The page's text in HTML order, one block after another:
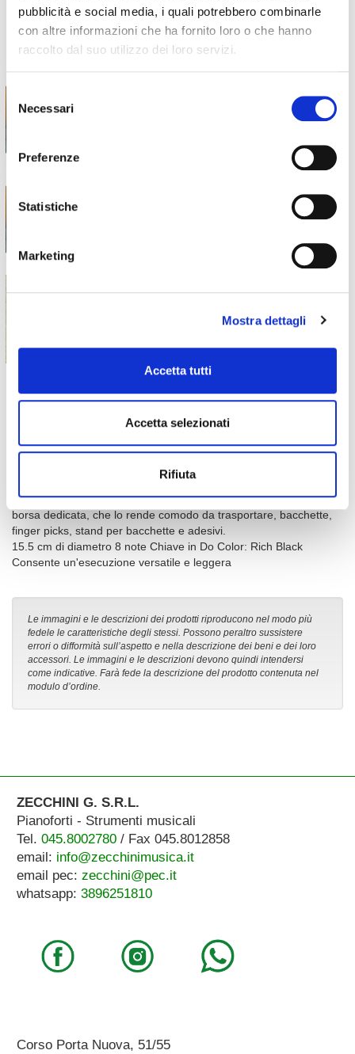
pubblicità e social media, i quali potrebbero combinarle
con altre informazioni che ha fornito loro o che hanno
raccolto dal suo utilizzo dei loro servizi.
del
consenso
Necessari
Preferenze
Statistiche
Marketing
Mostra dettagli
Accetta tutti
Accetta selezionati
Rifiuta
Tamburo in acciaio da 15.5 cm di diametro dal suono delicato e
rilassante, che può essere utilizzato anche per la musicoterapia.
Aiuta a calmare la mente attraverso l'espressione di sé e
bacchette dedicate per il tamburo con lingua d'acciaio e puoi
anche suonare con i plettri o a mani nude. Progettato per persone
di tutte le età e livelli di abilità, dagli esperti ai principianti,
rendendolo facile da suonare per chiunque. Viene fornito con una
borsa dedicata, che lo rende comodo da trasportare, bacchette,
finger picks, stand per bacchette e adesivi.
15.5 cm di diametro 8 note Chiave in Do Color: Rich Black
Consente un'esecuzione versatile e leggera
Le immagini e le descrizioni dei prodotti riproducono nel modo più
fedele le caratteristiche degli stessi. Possono peraltro sussistere
errori o difformità sull’aspetto e nella descrizione dei beni e dei loro
accessori. Le immagini e le descrizioni devono quindi intendersi
come indicative. Farà fede la descrizione del prodotto contenuta nel
modulo d’ordine.
ZECCHINI G. S.R.L.
Pianoforti - Strumenti musicali
Tel. 045.8002780/ Fax 045.8012858
email: info@zecchinimusica.it
email pec: zecchini@pec.it
whatsapp: 3896251810
Corso Porta Nuova, 51/55